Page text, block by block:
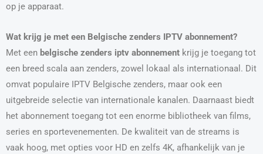
op je apparaat.
Wat krijg je met een Belgische zenders IPTV abonnement?
Met een belgische zenders iptv abonnement krijg je toegang tot
een breed scala aan zenders, zowel lokaal als internationaal. Dit
omvat populaire IPTV Belgische zenders, maar ook een
uitgebreide selectie van internationale kanalen. Daarnaast biedt
het abonnement toegang tot een enorme bibliotheek van films,
series en sportevenementen. De kwaliteit van de streams is
vaak hoog, met opties voor HD en zelfs 4K, afhankelijk van je